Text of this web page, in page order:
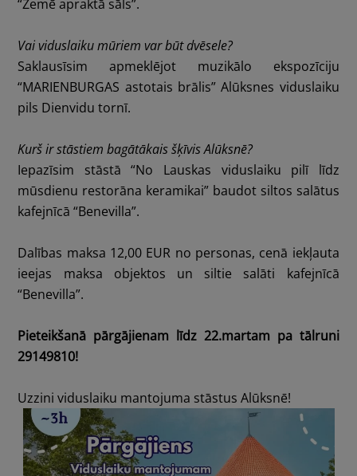
“Zemē apraktā sāls”.
Vai viduslaiku mūriem var būt dvēsele?
Saklausīsim apmeklējot muzikālo ekspozīciju
“MARIENBURGAS astotais brālis” Alūksnes viduslaiku
pils Dienvidu tornī.
Kurš ir stāstiem bagātākais šķīvis Alūksnē?
Iepazīsim stāstā “No Lauskas viduslaiku pilī līdz
mūsdienu restorāna keramikai” baudot siltos salātus
kafejnīcā“Benevilla”.
Dalības maksa 12,00 EUR no personas, cenā iekļauta
ieejas maksa objektos un siltie salāti kafejnīcā
“Benevilla”.
Pieteikšanā pārgājienam līdz 22.martam pa tālruni
29149810!
Uzzini viduslaiku mantojuma stāstus Alūksnē!